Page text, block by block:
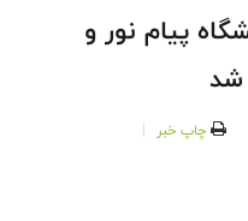
پیام نور و
شد
چاپ خبر